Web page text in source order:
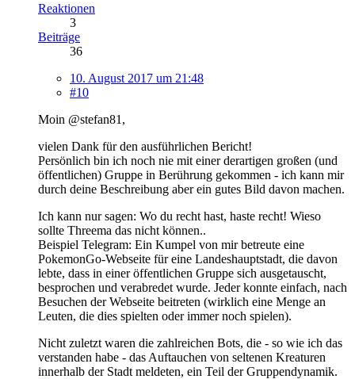
Reaktionen
3
Beiträge
36
10. August 2017 um 21:48
#10
Moin @stefan81,
vielen Dank für den ausführlichen Bericht!
Persönlich bin ich noch nie mit einer derartigen großen (und
öffentlichen) Gruppe in Berührung gekommen - ich kann mir
durch deine Beschreibung aber ein gutes Bild davon machen.
Ich kann nur sagen: Wo du recht hast, haste recht! Wieso
sollte Threema das nicht können..
Beispiel Telegram: Ein Kumpel von mir betreute eine
PokemonGo-Webseite für eine Landeshauptstadt, die davon
lebte, dass in einer öffentlichen Gruppe sich ausgetauscht,
besprochen und verabredet wurde. Jeder konnte einfach, nach
Besuchen der Webseite beitreten (wirklich eine Menge an
Leuten, die dies spielten oder immer noch spielen).
Nicht zuletzt waren die zahlreichen Bots, die - so wie ich das
verstanden habe - das Auftauchen von seltenen Kreaturen
innerhalb der Stadt meldeten, ein Teil der Gruppendynamik.